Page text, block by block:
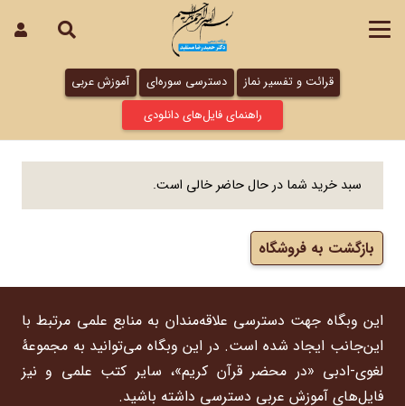
قرائت و تفسیر نماز دسترسی سوره‌ای
آموزش عربی
راهنمای فایل‌های دانلودی
سبد خرید شما در حال حاضر خالی است.
بازگشت به فروشگاه
این وبگاه جهت دسترسی علاقه‌مندان به منابع علمی مرتبط با
این‌جانب ایجاد شده است. در این وبگاه می‌توانید به مجموعۀ
لغوی-ادبی «در محضر قرآن کریم»، سایر کتب علمی و نیز
فایل‌های آموزش عربی دسترسی داشته باشید.